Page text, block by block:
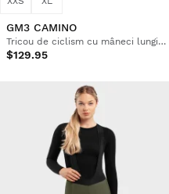
GM3 CAMINO
Tricou de ciclism cu mâneci lungi pentru femei
$129.95